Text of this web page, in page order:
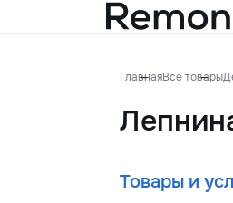
ГлавнаяВсе товары
Товары и